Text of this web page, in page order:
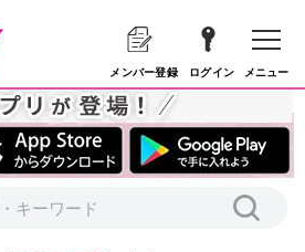
メンバー登録 ログイン メニュー